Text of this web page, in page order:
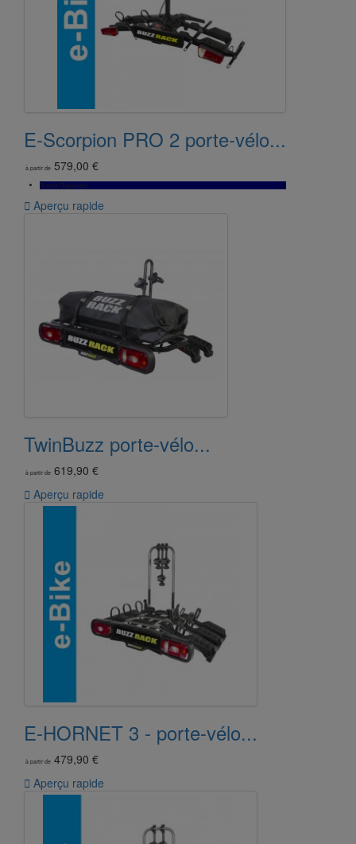
E-Scorpion PRO 2 porte-vélo...
à partir de 579,00 €
Bientôt Disponible
 Aperçu rapide
TwinBuzz porte-vélo...
à partir de 619,90 €
 Aperçu rapide
E-HORNET 3 - porte-vélo...
à partir de 479,90 €
 Aperçu rapide